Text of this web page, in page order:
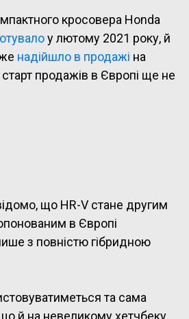
кросовера Honda
у лютому 2021 року, й
надійшло в продажі на
старт продажів в Європі ще не
що HR-V стане другим
в Європі
з повністю гібридною
та сама